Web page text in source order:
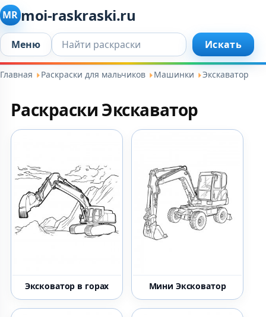
MR moi-raskraski.ru
Меню Искать... Искать
Главная Раскраски для мальчиков Машинки Экскаватор
Раскраски Экскаватор
Эксковатор в горах Мини Эксковатор